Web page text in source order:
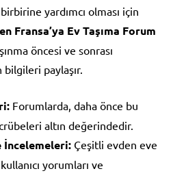
yardımcı olması için
Fransa’ya Ev Taşıma Forum
öncesi ve sonrası
paylaşır.
Forumlarda, daha önce bu
altın değerindedir.
İncelemeleri: Çeşitli evden eve
yorumları ve